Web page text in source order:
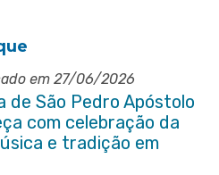
em 27/06/2026
de São Pedro Apóstolo
com celebração da
e tradição em
das Pedras